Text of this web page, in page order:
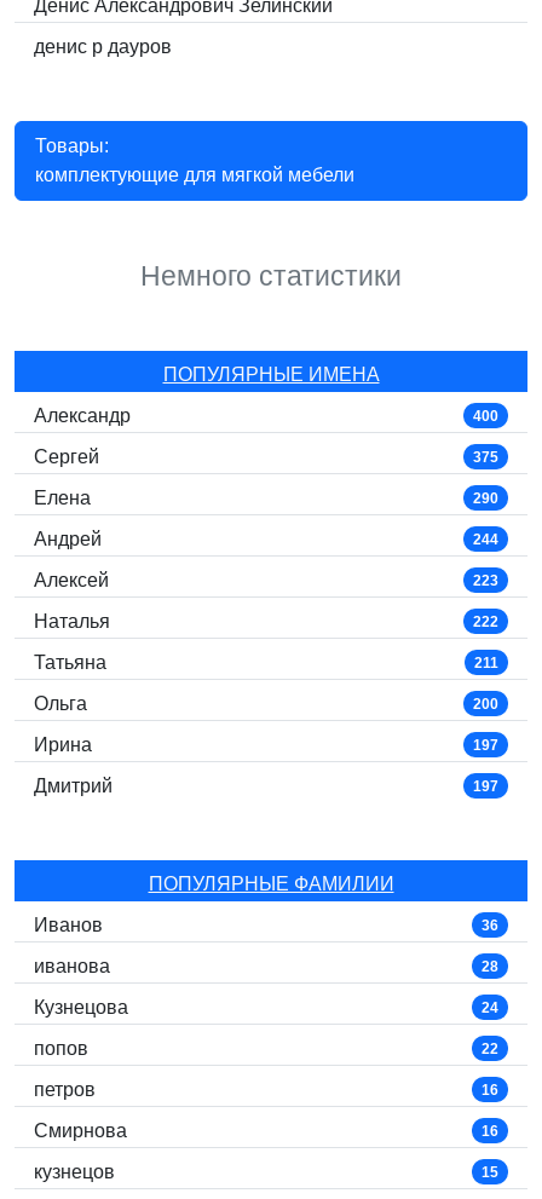
Денис Александрович Зелинский
денис p дауров
Товары:
комплектующие для мягкой мебели
Немного статистики
ПОПУЛЯРНЫЕ ИМЕНА
Александр
400
Сергей 375
Елена 290
Андрей 244
Алексей 223
Наталья 222
Татьяна 211
Ольга 200
Ирина 197
Дмитрий 197
ПОПУЛЯРНЫЕ ФАМИЛИИ
Иванов
36
иванова 28
Кузнецова 24
попов 22
петров 16
Смирнова 16
кузнецов 15